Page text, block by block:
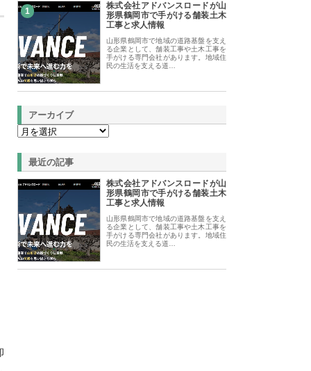
1
株式会社アドバンスロードが山
形県鶴岡市で手がける舗装土木
工事と求人情報
山形県鶴岡市で地域の道路基盤を支え
る企業として、舗装工事や土木工事を
手がける専門会社があります。地域住
民の生活を支える道…
アーカイブ
最近の記事
株式会社アドバンスロードが山
形県鶴岡市で手がける舗装土木
工事と求人情報
山形県鶴岡市で地域の道路基盤を支え
る企業として、舗装工事や土木工事を
手がける専門会社があります。地域住
民の生活を支える道…